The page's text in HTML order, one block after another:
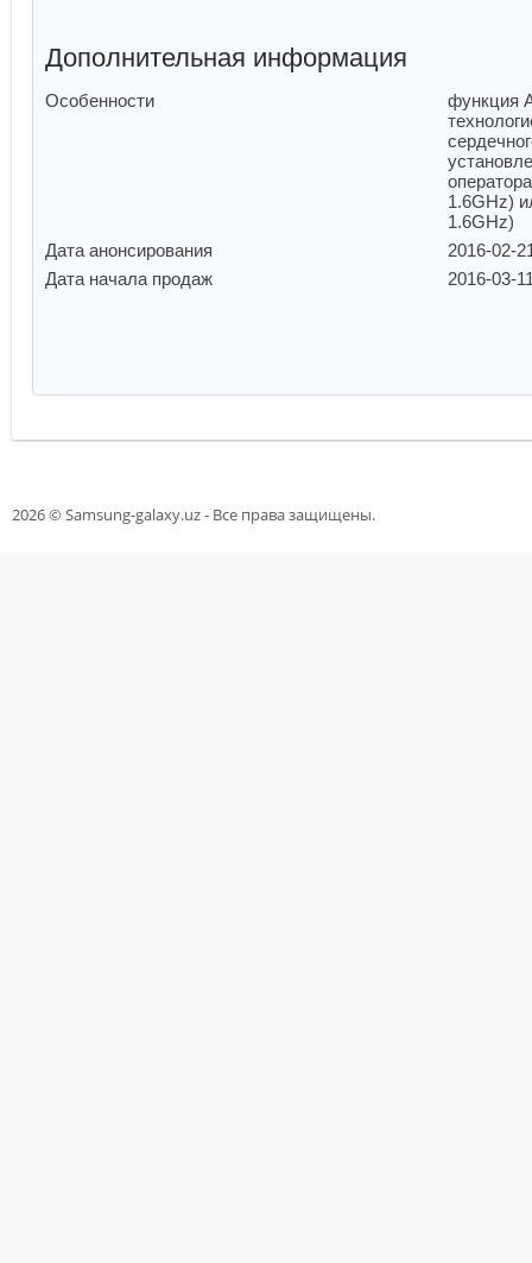
Дополнительная информация
Особенности
функция
1.6GHz)
1.6GHz)
Дата анонсирования
2016-02-
Дата начала продаж
2016-03-
2026 © Samsung-galaxy.uz - Все права защищены.